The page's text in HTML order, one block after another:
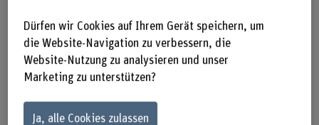
Kompetenzen
Dürfen wir Cookies auf Ihrem Gerät speichern, um
die Website-Navigation zu verbessern, die
Website-Nutzung zu analysieren und unser
Marketing zu unterstützen?
Ja, alle Cookies zulassen